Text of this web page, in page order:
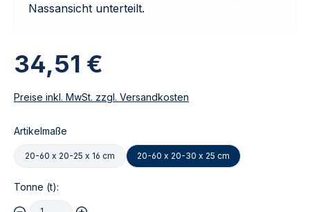
Nassansicht unterteilt.
34,51 €
Preise inkl. MwSt. zzgl. Versandkosten
Artikelmaße
20-60 x 20-25 x 16 cm 20-60 x 20-30 x 25 cm
Tonne (t):